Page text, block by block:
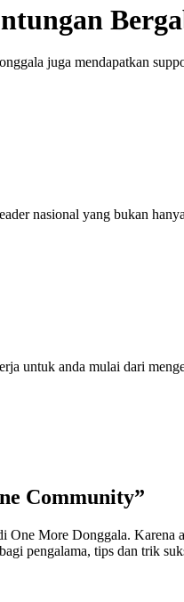
juga mendapatkan
nasional yang bukan
untuk anda mulai dari
Community”
More Donggala.
pengalama, tips dan trik